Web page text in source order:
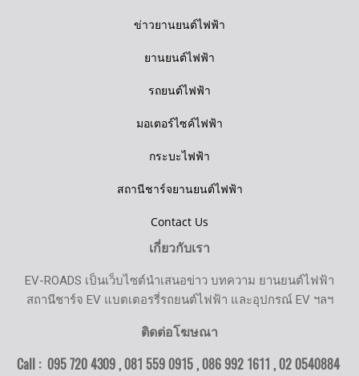
ข่าวยานยนต์ไฟฟ้า
ยานยนต์ไฟฟ้า
รถยนต์ไฟฟ้า
มอเตอร์ไซค์ไฟฟ้า
กระบะไฟฟ้า
สถานีชาร์จยานยนต์ไฟฟ้า
Contact Us
เกี่ยวกับเรา
EV-ROADS เป็นเว็บไซต์นำเสนอข่าว บทความ ยานยนต์ไฟฟ้า
สถานีชาร์จ EV แบตเตอรรี่รถยนต์ไฟฟ้า และอุปกรณ์ EV ฯลฯ
ติดต่อโฆษณา
Call : 095 720 4309 , 081 559 0915 , 086 992 1611 ,02 0540884